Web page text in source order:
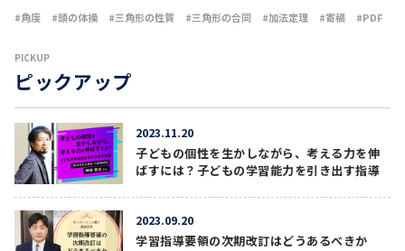
角度 頭の体操 三角形の性質 三角形の合同 加法定理 寄稿 PDF
PICKUP
ピックアップ
2023.11.20
子どもの個性を生かしながら、考える力を伸
ばすには？子どもの学習能力を引き出す指導
2023.09.20
学習指導要領の次期改訂はどうあるべきか